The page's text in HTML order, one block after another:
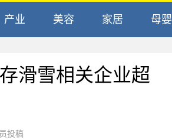
产业 美容 家居 母婴
滑雪相关企业超
投稿